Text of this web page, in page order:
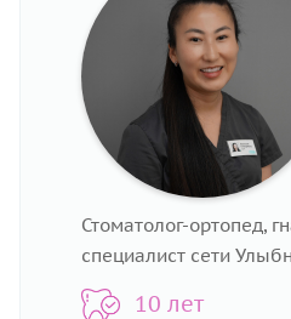
Стоматолог-ортопед,
специалист сети
10 лет